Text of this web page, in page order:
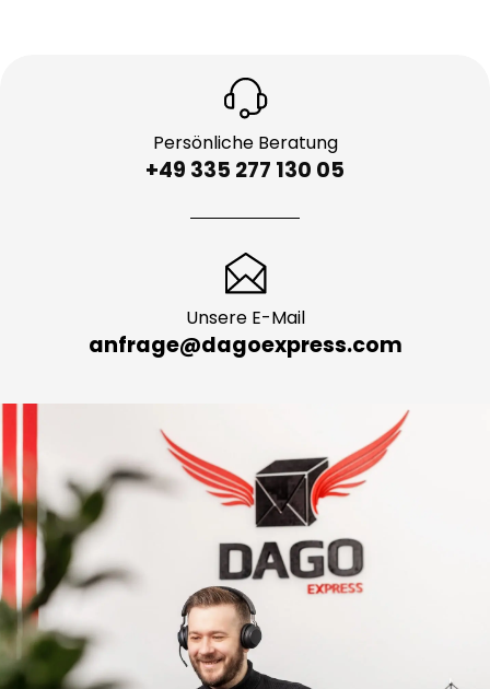
Persönliche Beratung
+49 335 277 130 05
Unsere E-Mail
anfrage@dagoexpress.com